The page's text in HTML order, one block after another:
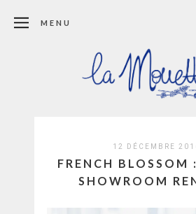
MENU
12 DÉCEMBRE
FRENCH BLOSSOM
SHOWROOM